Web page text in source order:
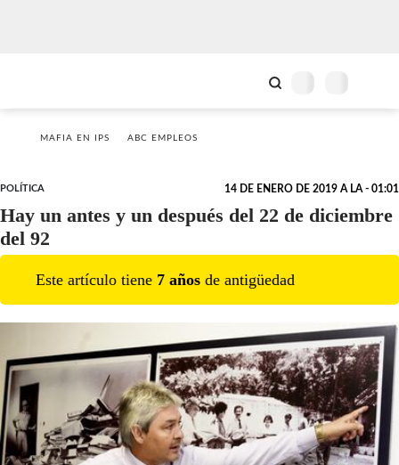
MAFIA EN IPS ABC EMPLEOS
POLÍTICA 14 DE ENERO DE 2019 A LA - 01:01
Hay un antes y un después del 22 de diciembre
del 92
Este artículo tiene 7 años de antigüedad